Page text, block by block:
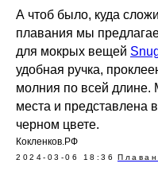
А чтоб было, куда
плавания мы
для мокрых вещей
удобная ручка,
молния по всей длине.
места и представлена
черном цвете.
Кокленков.РФ
2024-03-06 18:36